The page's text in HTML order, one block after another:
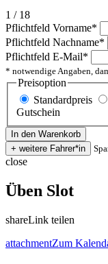
1 / 18
Pflichtfeld Vorname*
Pflichtfeld Nachname*
Pflichtfeld E-Mail*
* notwendige Angaben,
Preisoption
Standardpreis
Gutschein
close
Üben Slot
shareLink teilen
attachmentZum